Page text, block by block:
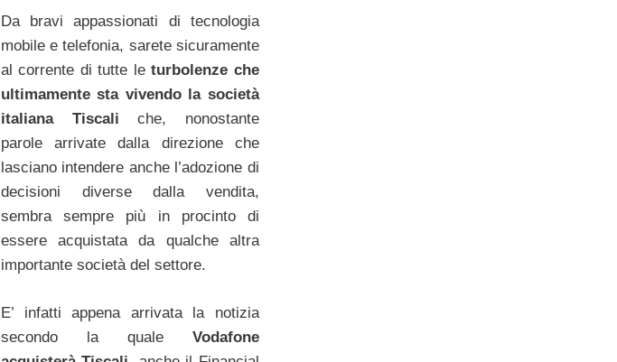
Da bravi appassionati di tecnologia
mobile e telefonia, sarete sicuramente
al corrente di tutte leturbolenze che
ultimamente sta vivendo la società
italiana Tiscali che, nonostante
parole arrivate dalla direzione che
lasciano intendere anche l’adozione di
decisioni diverse dalla vendita,
sembra sempre più in procinto di
essere acquistata da qualche altra
importante società del settore.
E’ infatti appena arrivata la notizia
secondo la quale Vodafone